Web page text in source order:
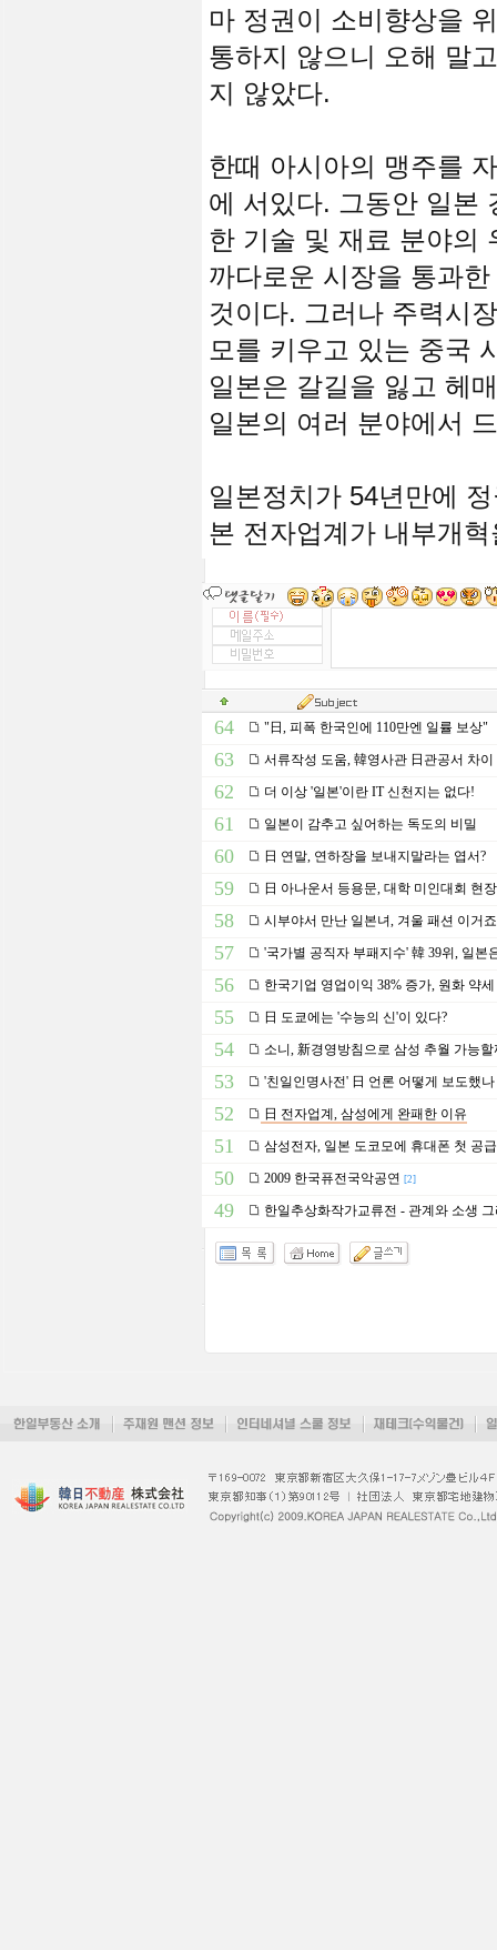
마 정권이 소비향상을
통하지 않으니 오해 말
지 않았다.
한때 아시아의 맹주를
에 서있다. 그동안 일본
한 기술 및 재료 분야의
까다로운 시장을 통과
것이다. 그러나 주력시
모를 키우고 있는 중국
일본은 갈길을 잃고 헤
일본의 여러 분야에서
일본정치가 54년만에
본 전자업계가 내부개
64 "日, 피폭 한국인에 110만엔 일률 보상"
63 서류작성 도움, 韓영사관 日관공서 차이
62 더 이상 '일본'이란 IT 신천지는 없다!
61 일본이 감추고 싶어하는 독도의 비밀
60 日 연말, 연하장을 보내지말라는 엽서?
59 日 아나운서 등용문, 대학 미인대회 현장
58 시부야서 만난 일본녀, 겨울 패션 이거
57 '국가별 공직자 부패지수' 韓 39위, 일본
56 한국기업 영업이익 38% 증가, 원화 약
55 日 도쿄에는 '수능의 신'이 있다?
54 소니, 新경영방침으로 삼성 추월 가능할
53 '친일인명사전' 日 언론 어떻게 보도했나
52 日 전자업계, 삼성에게 완패한 이유
51 삼성전자, 일본 도코모에 휴대폰 첫 공급
50 2009 한국퓨전국악공연 [2]
49 한일추상화작가교류전 - 관계와 소생